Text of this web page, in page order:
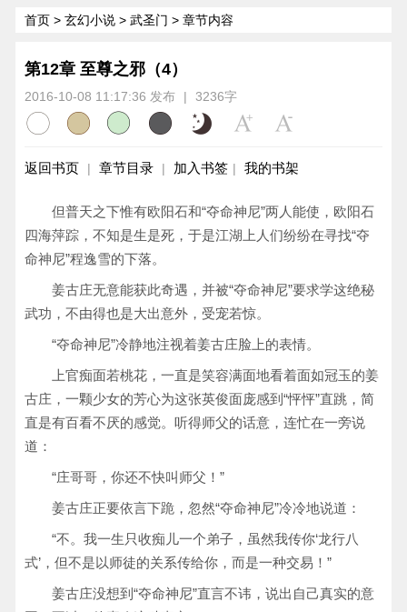
首页 > 玄幻小说 > 武圣门 > 章节内容
第12章 至尊之邪（4）
2016-10-08 11:17:36 发布 | 3236字
返回书页 | 章节目录 | 加入书签 | 我的书架
但普天之下惟有欧阳石和“夺命神尼”两人能使，欧阳石
四海萍踪，不知是生是死，于是江湖上人们纷纷在寻找“夺
命神尼”程逸雪的下落。
姜古庄无意能获此奇遇，并被“夺命神尼”要求学这绝秘
武功，不由得也是大出意外，受宠若惊。
“夺命神尼”冷静地注视着姜古庄脸上的表情。
上官痴面若桃花，一直是笑容满面地看着面如冠玉的姜
古庄，一颗少女的芳心为这张英俊面庞感到“怦怦”直跳，简
直是有百看不厌的感觉。听得师父的话意，连忙在一旁说
道：
“庄哥哥，你还不快叫师父！”
姜古庄正要依言下跪，忽然“夺命神尼”冷冷地说道：
“不。我一生只收痴儿一个弟子，虽然我传你‘龙行八
式’，但不是以师徒的关系传给你，而是一种交易！”
姜古庄没想到“夺命神尼”直言不讳，说出自己真实的意